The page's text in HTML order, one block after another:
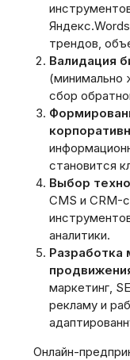
трендов,
Валидация
(минимально
сбор
становится
Выбор
CMS и CRM-
аналитики.
Разработка
маркетинг,
рекламу и
Онлайн-